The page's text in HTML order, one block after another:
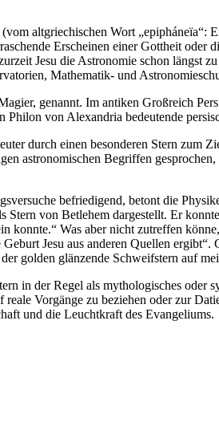
altgriechischen Wort
Erscheinen einer Gottheit oder
Jesu die Astronomie schon längst
Mathematik- und
genannt. Im antiken Großreich
Philon von Alexandria bedeutende
durch einen besonderen Stern zum
astronomischen Begriffen
befriedigend, betont die
Stern von Betlehem dargestellt. Er
konnte.“ Was aber nicht zutreffen
Jesu aus anderen Quellen
golden glänzende Schweifstern auf
in der Regel als mythologisches
Vorgänge zu beziehen oder zur
und die Leuchtkraft des Evangeliums.